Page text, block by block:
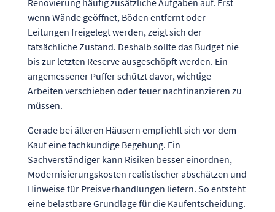
Renovierung häufig zusätzliche Aufgaben auf. Erst
wenn Wände geöffnet, Böden entfernt oder
Leitungen freigelegt werden, zeigt sich der
tatsächliche Zustand. Deshalb sollte das Budget nie
bis zur letzten Reserve ausgeschöpft werden. Ein
angemessener Puffer schützt davor, wichtige
Arbeiten verschieben oder teuer nachfinanzieren zu
müssen.
Gerade bei älteren Häusern empfiehlt sich vor dem
Kauf eine fachkundige Begehung. Ein
Sachverständiger kann Risiken besser einordnen,
Modernisierungskosten realistischer abschätzen und
Hinweise für Preisverhandlungen liefern. So entsteht
eine belastbare Grundlage für die Kaufentscheidung.